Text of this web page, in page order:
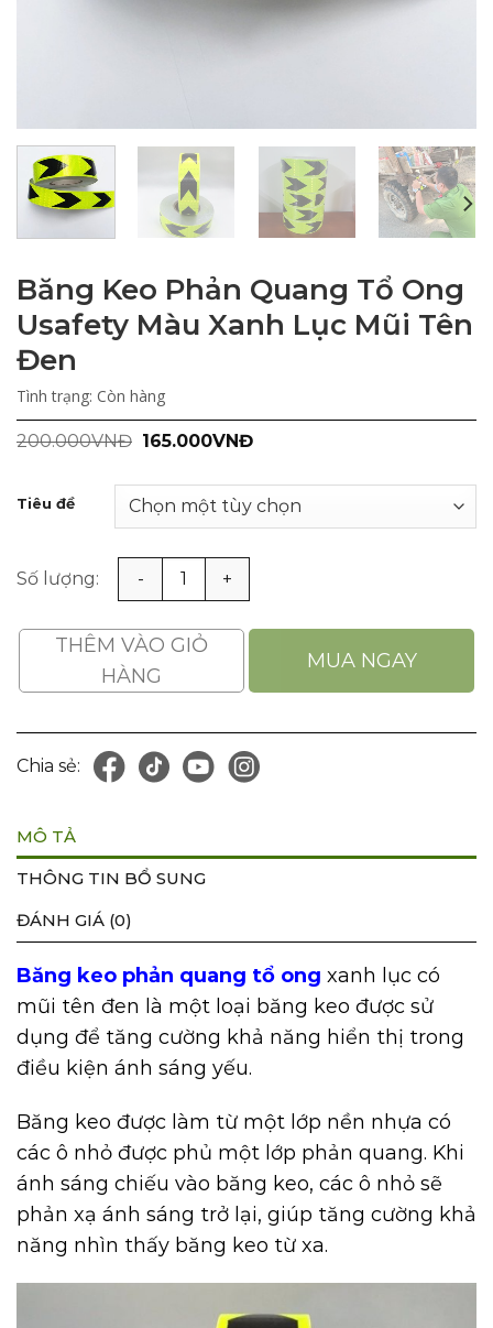
Băng Keo Phản Quang Tổ Ong
Usafety Màu Xanh Lục Mũi Tên
Đen
Tình trạng: Còn hàng
200.000VNĐ Giá
200.000VNĐ.
165.000VNĐGiá
là:
165.000VNĐ.
Tiêu đề
Băng Keo Phản Quang Tổ Ong Usafety Màu Xanh Lục
THÊM VÀO GIỎ
HÀNG
MUA NGAY
Chia sẻ:
MÔ TẢ
THÔNG TIN BỔ SUNG
ĐÁNH GIÁ (0)
Băng keo phản quang tổ ong xanh lục có
mũi tên đen là một loại băng keo được sử
dụng để tăng cường khả năng hiển thị trong
điều kiện ánh sáng yếu.
Băng keo được làm từ một lớp nền nhựa có
các ô nhỏ được phủ một lớp phản quang. Khi
ánh sáng chiếu vào băng keo, các ô nhỏ sẽ
phản xạ ánh sáng trở lại, giúp tăng cường khả
năng nhìn thấy băng keo từ xa.